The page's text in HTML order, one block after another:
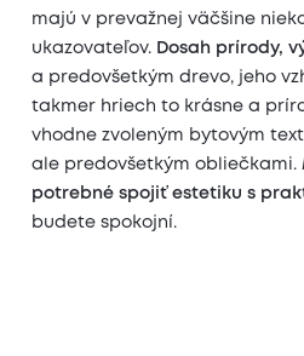
majú v prevažnej väčšine
ukazovateľov. Dosah prírody,
a predovšetkým drevo, jeho
takmer hriech to krásne a
vhodne zvoleným bytovým
ale predovšetkým obliečkami.
potrebné spojiť estetiku s
budete spokojní.